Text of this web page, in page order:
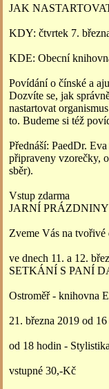
JAK
KDY: čtvrtek 7.
KDE: Obecní
Povídání o čínské a
Dozvíte se, jak
nastartovat
to. Budeme si též
Přednáší: PaedDr.
připraveny vzorečky,
sběr).
Vstup zdarma
JARNÍ
Zveme Vás na
ve dnech 11. a 12.
SETKÁNÍ S PANÍ
Ostroměř - knihovna
21. března 2019 od
od 18 hodin - Stylistika
vstupné 30,-Kč